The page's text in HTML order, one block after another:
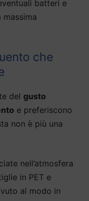
batteri e
che
del gusto
e preferiscono
non è più una
nell’atmosfera
in PET e
al modo in